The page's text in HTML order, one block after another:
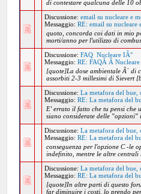
di contestare qualcuna delle 10
Discussione:email su nucleare e
Messaggio:RE: email su nucleare
quoto, concorda coi dati in mio
morti/anno per l'utilizzo di
Discussione:FAQ Nucleare IÂ°
Messaggio:RE: FAQÂ Â
[quote]La dose ambientale Ã¨ di
assorbiti 2-3 millesimi di Sievert
Discussione:La metafora del
Messaggio:RE: La metafora del
E' errato il fatto che tu pensi che
siano considerate delle "opzioni"
Discussione:La metafora del
Messaggio:RE: La metafora del
conseguenza per l'opzione C -le
indefinito, mentre le altre
Discussione:La metafora del
Messaggio:RE: La metafora del
[quote]In altre parti di questo
far diminuire i costi, lo prendo